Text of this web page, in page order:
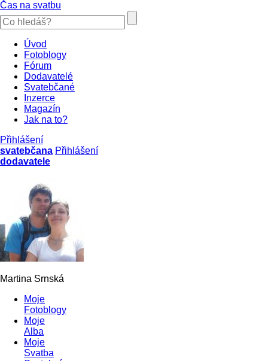
Čas na svatbu
Úvod
Fotoblogy
Fórum
Dodavatelé
Svatebčané
Inzerce
Magazín
Jak na to?
Přihlášení
svatebčana Přihlášení
dodavatele
Martina Srnská
Moje
Fotoblogy
Moje
Alba
Moje
Svatba